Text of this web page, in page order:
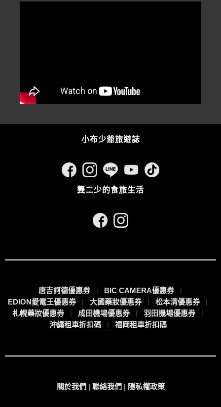
小布少爺旅遊誌
龔二少的食旅生活
唐吉訶德優惠券
BIC CAMERA優惠券
EDION愛電王優惠券
大國藥妝優惠券
松本清優惠券
札幌藥妝優惠券
成田機場優惠券
羽田機場優惠券
沖繩租車折扣碼
福岡租車折扣碼
關於我們 | 聯絡我們 | 隱私權政策